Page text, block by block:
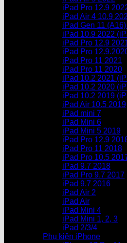
iPad Pro 12.9
iPad Air 4 10.9
iPad Gen 11
iPad 10.9 2022
iPad Pro 12.9
iPad Pro
iPad Pro 11 2021
iPad Pro 11 2020
iPad 10.2 2021
iPad 10.2 2020
iPad 10.2 2019
iPad Air 10.5 2019
iPad mini 7
iPad Mini 6
iPad Mini 5 2019
iPad Pro 12.9
iPad Pro 11 2018
iPad Pro 10.5
iPad 9.7 2018
iPad Pro 9.7 2017
iPad 9.7 2016
iPad Air 2
iPad Air
iPad Mini 4
iPad Mini 1, 2, 3
iPad 2/3/4
Phụ kiện iPhone